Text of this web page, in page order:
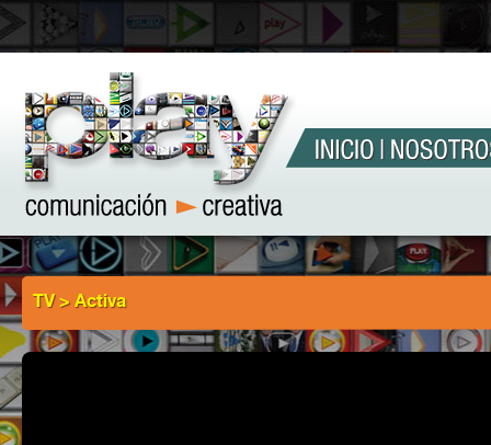
TV > Activa